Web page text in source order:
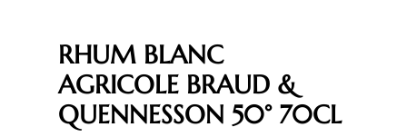
RHUM BLANC
AGRICOLE BRAUD &
QUENNESSON 50° 70CL